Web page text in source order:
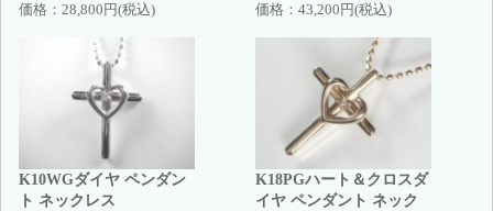
価格： 28,800円(税込) 価格： 43,200円(税込)
K10WGダイヤ ペンダン
ト ネックレス
K18PGハート＆クロスダ
イヤ ペンダント ネック